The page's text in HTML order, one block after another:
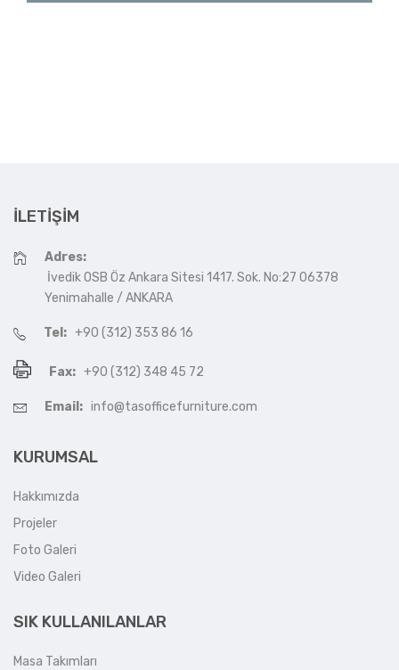
İLETIŞIM
Adres:
İvedik OSB Öz Ankara Sitesi 1417. Sok. No:27 06378
Yenimahalle / ANKARA
Tel: +90 (312) 353 86 16
Fax: +90 (312) 348 45 72
Email: info@tasofficefurniture.com
KURUMSAL
Hakkımızda
Projeler
Foto Galeri
Video Galeri
SIK KULLANILANLAR
Masa Takımları